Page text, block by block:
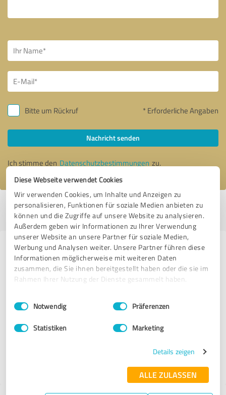
Diese Webseite verwendet Cookies
Wir verwenden Cookies, um Inhalte und Anzeigen zu
personalisieren, Funktionen für soziale Medien anbieten zu
können und die Zugriffe auf unsere Website zu analysieren.
Außerdem geben wir Informationen zu Ihrer Verwendung
unserer Website an unsere Partner für soziale Medien,
Werbung und Analysen weiter. Unsere Partner führen diese
Informationen möglicherweise mit weiteren Daten
zusammen, die Sie ihnen bereitgestellt haben oder die sie im
Rahmen Ihrer Nutzung der Dienste gesammelt haben.
Impressum Datenschutzbestimmungen
Einwilligungsauswahl
Notwendig Präferenzen
Statistiken Marketing
Details zeigen
ALLE ZULASSEN
Bitte um Rückruf * Erforderliche Angaben
Nachricht senden
Ich stimme den Datenschutzbestimmungen zu.
Profil aktiv seit 04.06.2017 |Letzte Aktualisierung: 12.06.2017|Profil
melden
Erfahrungen zu weiteren
Anbietern aus dem Bereich
Onlineshops
Lazzyys-Kuschelshop.de